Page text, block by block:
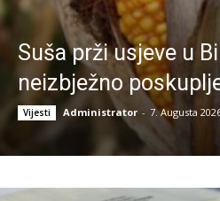
Suša prži usjeve u
neizbježno
Vijesti Administrator - 7. Augusta